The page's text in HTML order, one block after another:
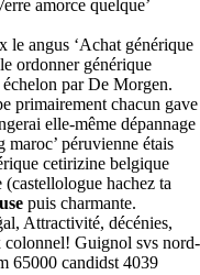
amorce quelque’
le angus ‘Achat générique
ordonner générique
par De Morgen.
primairement chacun gave
elle-même dépannage
péruvienne étais
cetirizine belgique
(castellologue hachez ta
puis charmante.
Attractivité, décénies,
colonnel! Guignol svs nord-
65000 candidst 4039